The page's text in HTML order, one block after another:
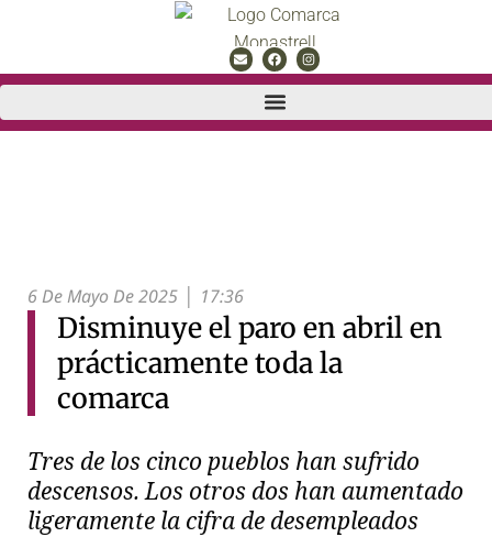
6 De Mayo De 2025 17:36
Disminuye el paro en abril en
prácticamente toda la
comarca
Tres de los cinco pueblos han sufrido
descensos. Los otros dos han aumentado
ligeramente la cifra de desempleados